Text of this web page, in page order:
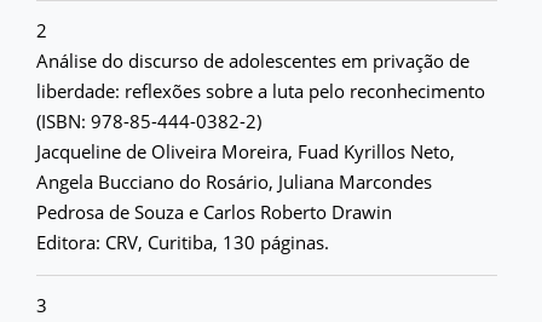
2
Análise do discurso de adolescentes em privação de
liberdade: reflexões sobre a luta pelo reconhecimento
(ISBN: 978-85-444-0382-2)
Jacqueline de Oliveira Moreira, Fuad Kyrillos Neto,
Angela Bucciano do Rosário, Juliana Marcondes
Pedrosa de Souza e Carlos Roberto Drawin
Editora: CRV, Curitiba, 130 páginas.
3